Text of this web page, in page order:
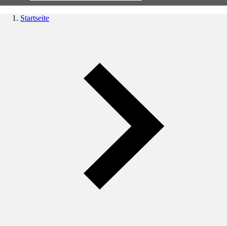
Startseite